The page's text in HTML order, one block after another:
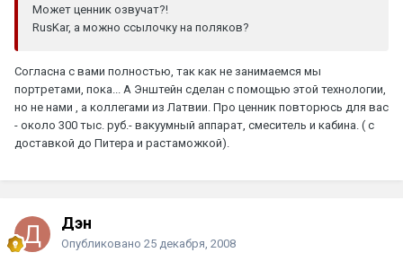
Может ценник озвучат?!
RusKar, а можно ссылочку на поляков?
Согласна с вами полностью, так как не занимаемся мы
портретами, пока... А Энштейн сделан с помощью этой технологии,
но не нами , а коллегами из Латвии. Про ценник повторюсь для вас
- около 300 тыс. руб.- вакуумный аппарат, смеситель и кабина. ( с
доставкой до Питера и растаможкой).
Дэн
Опубликовано 25 декабря, 2008